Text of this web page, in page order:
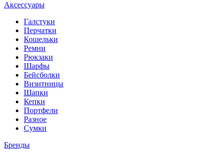
Аксессуары
Галстуки
Перчатки
Кошельки
Ремни
Рюкзаки
Шарфы
Бейсболки
Визитницы
Шапки
Кепки
Портфели
Разное
Сумки
Бренды